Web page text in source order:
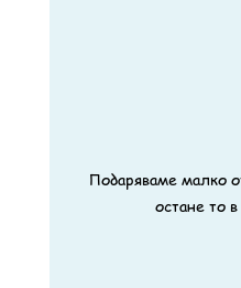
Подаряваме малко
остане то